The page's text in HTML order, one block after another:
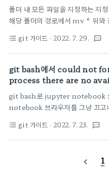
..
commit --amend 2. git
working directory에서 수정한
전 commit)으로 되돌리기 이미
폴더 내 모든 파일을 지정하는 지
해당 폴더의 경로에서 mv * 위와
mv * ~02pjt/project로 하면
format_list_bulleted git 가이드 · 2022. 7. 29. textsms
git bash에서 could not
process there are no
terminals (-1) 에러 해결법
git bash로 jupyter notebook
notebook 브라우저를 그냥 끄
there are no available
나는 경우 주피터 노트북이 완전
행되고 있는 task 목록이 나오는
format_list_bulleted git 가이드 · 2022. 7. 23. textsms
navigate_before 1